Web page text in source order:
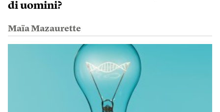
di uomini?
Maïa Mazaurette